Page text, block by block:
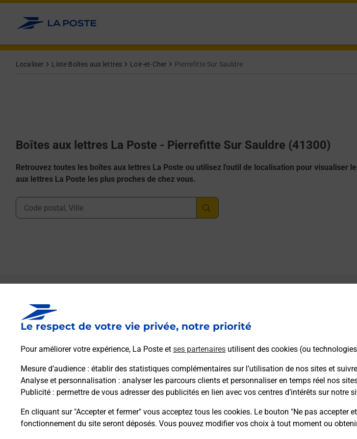
Le respect de votre vie privée, notre priorité
Pour améliorer votre expérience, La Poste et ses partenaires utilisent des cookies (ou
Mesure d’audience : établir des statistiques complémentaires sur l’utilisation de nos sites et
Analyse et personnalisation : analyser les parcours clients et personnaliser en temps réel nos
Publicité : permettre de vous adresser des publicités en lien avec vos centres d’intérêts sur notre
En cliquant sur "Accepter et fermer" vous acceptez tous les cookies. Le bouton "Ne pas
fonctionnement du site seront déposés. Vous pouvez modifier vos choix à tout moment ou
Allez au contenu
Localiser Liste Boîtes aux lettres Loir-et-Cher Pierrefitte Sur Sauldre
Boîtes aux lettres La Poste - Pierrefitte Sur Sauldre (41300)
Retrouvez toutes les boîtes aux lettres La Poste ou utilisez l'outil de localisation pour visualiser
aux lettres La Poste les plus proches de chez vous.
Ville, Département, Code Postal
Boîte aux lettres La Poste
Prochaine collecte du courrier samedi à
41300 Pierrefitte Sur Sauldre
Itinéraire
41300 Pierrefitte Sur Sauldre